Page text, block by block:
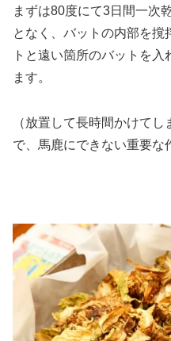
まずは80度にて3日間一次
となく、バットの内部を撹
トと遠い箇所のバットを
ます。
（放置して長時間かけて
で、馬鹿にできない重要な